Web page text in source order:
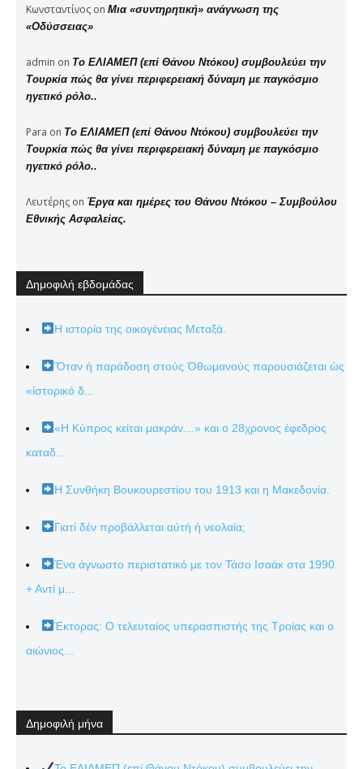
Κωνσταντίνος on Μια «συντηρητική» ανάγνωση της
«Οδύσσειας»
admin on Το ΕΛΙΑΜΕΠ (επί Θάνου Ντόκου) συμβουλεύει την
Τουρκία πώς θα γίνει περιφερειακή δύναμη με παγκόσμιο
ηγετικό ρόλο..
Para on Το ΕΛΙΑΜΕΠ (επί Θάνου Ντόκου) συμβουλεύει την
Τουρκία πώς θα γίνει περιφερειακή δύναμη με παγκόσμιο
ηγετικό ρόλο..
Λευτέρης on Έργα και ημέρες του Θάνου Ντόκου – Συμβούλου
Εθνικής Ασφαλείας.
Δημοφιλή εβδομάδας
Η ιστορία της οικογένειας Μεταξά.
Ὅταν ἡ παράδοση στούς Ὀθωμανούς παρουσιάζεται ὡς
«ἱστορικό δ...
«Η Κύπρος κείται μακράν…» και ο 28χρονος έφεδρος
καταδ...
Η Συνθήκη Βουκουρεστίου του 1913 και η Μακεδονία.
Γιατί δέν προβάλλεται αὐτή ἡ νεολαία;
Ένα άγνωστο περιστατικό με τον Τάσο Ισαάκ στα 1990.
+ Αντί μ...
Έκτορας: Ο τελευταίος υπερασπιστής της Τροίας και ο
αιώνιος...
Δημοφιλή μήνα